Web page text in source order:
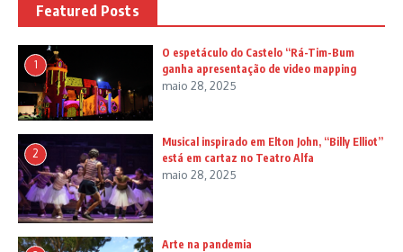
Featured Posts
1
O espetáculo do Castelo “Rá-Tim-Bum
ganha apresentação de video mapping
maio 28, 2025
2
Musical inspirado em Elton John, “Billy Elliot”
está em cartaz no Teatro Alfa
maio 28, 2025
Arte na pandemia